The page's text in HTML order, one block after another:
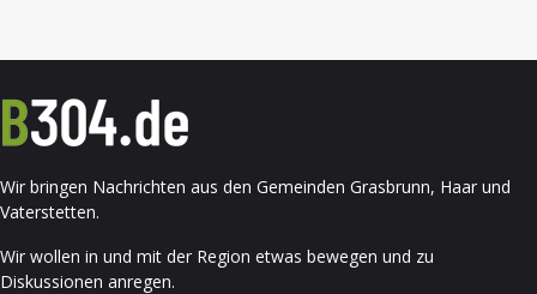
Wir bringen Nachrichten aus den Gemeinden Grasbrunn, Haar und
Vaterstetten.
Wir wollen in und mit der Region etwas bewegen und zu
Diskussionen anregen.